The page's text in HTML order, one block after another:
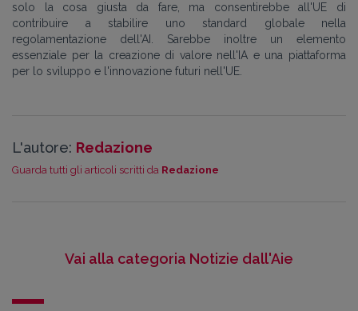
solo la cosa giusta da fare, ma consentirebbe all'UE di
contribuire a stabilire uno standard globale nella
regolamentazione dell'AI. Sarebbe inoltre un elemento
essenziale per la creazione di valore nell'IA e una piattaforma
per lo sviluppo e l'innovazione futuri nell'UE.
L'autore: Redazione
Guarda tutti gli articoli scritti da Redazione
Vai alla categoria Notizie dall'Aie